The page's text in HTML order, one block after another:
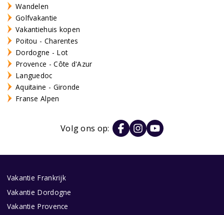
Wandelen
Golfvakantie
Vakantiehuis kopen
Poitou - Charentes
Dordogne - Lot
Provence - Côte d'Azur
Languedoc
Aquitaine - Gironde
Franse Alpen
Volg ons op:
Vakantie Frankrijk
Vakantie Dordogne
Vakantie Provence